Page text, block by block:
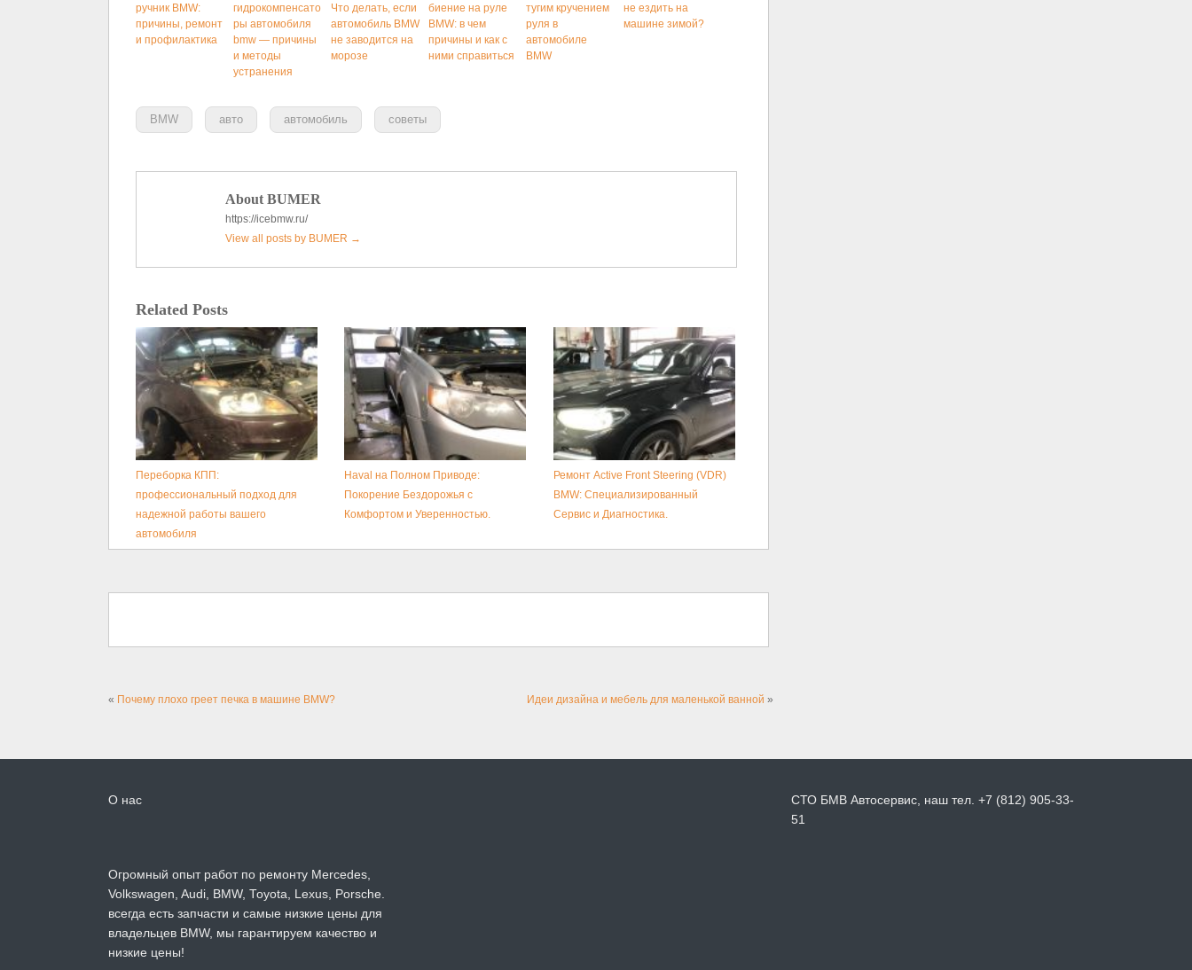
ручник BMW:
причины, ремонт
и профилактика
гидрокомпенсато
ры автомобиля
bmw — причины
и методы
устранения
Что делать, если
автомобиль BMW
не заводится на
морозе
биение на руле
BMW: в чем
причины и как с
ними справиться
тугим кручением
руля в
автомобиле
BMW
не ездить на
машине зимой?
BMW авто автомобиль советы
About BUMER
https://icebmw.ru/
View all posts by BUMER →
Related Posts
Переборка КПП:
профессиональный подход для
надежной работы вашего
автомобиля
Haval на Полном Приводе:
Покорение Бездорожья с
Комфортом и Уверенностью.
Ремонт Active Front Steering (VDR)
BMW: Специализированный
Сервис и Диагностика.
« Почему плохо греет печка в машине BMW? Идеи дизайна и мебель для маленькой ванной »
О нас
Огромный опыт работ по ремонту Mercedes,
Volkswagen, Audi, BMW, Toyota, Lexus, Porsche.
всегда есть запчасти и самые низкие цены для
владельцев BMW, мы гарантируем качество и
низкие цены!
СТО БМВ Автосервис, наш тел. +7 (812) 905-33-
51